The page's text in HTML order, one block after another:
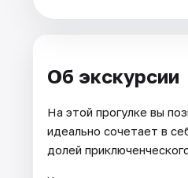
Об экскурсии
На этой прогулке вы
идеально сочетает в
долей